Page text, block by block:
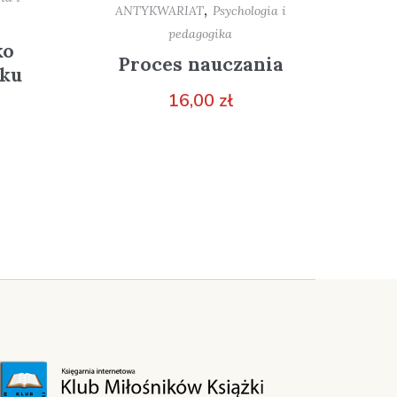
ANTYKWARIAT, Psychologia i
pedagogika
Proces nauczania
16,00 zł